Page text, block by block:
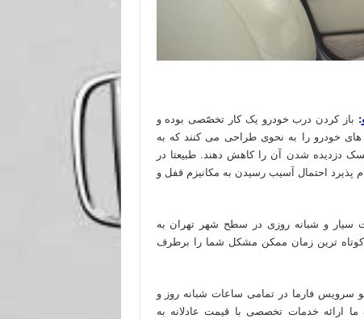
باز کردن درب خودرو یک کار تخصّصی بوده و
خودرو را به نحوی طراحی می کنند که به
دزدیده شدن آن را کاهش دهند. طبیعتا در
احتمال آسیب رسیدن به مکانیزم قفل و
سیار و شبانه روزی در سطح شهر تهران به
کوتاه ترین زمان ممکن مشکل شما را برطرف
سرویس فارما در تمامی ساعات شبانه روز و
ارائه خدمات تخصصی با قیمت عادلانه به